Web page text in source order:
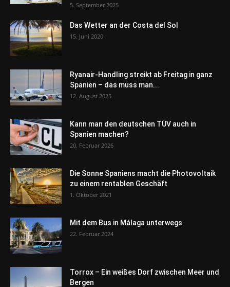
5. September 2025
Das Wetter an der Costa del Sol
15. Juni 2020
Ryanair-Handling streikt ab Freitag in ganz
Spanien – das muss man...
12. August 2025
Kann man den deutschen TÜV auch in
Spanien machen?
20. Februar 2026
Die Sonne Spaniens macht die Photovoltaik
zu einem rentablen Geschäft
1. Oktober 2021
Mit dem Bus in Málaga unterwegs
22. Februar 2024
Torrox – Ein weißes Dorf zwischen Meer und
Bergen